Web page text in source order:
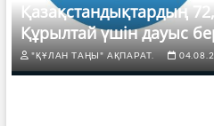
Қазақстандықтардың
Құрылтай үшін дауыс
"ҚҰЛАН ТАҢЫ" АҚПАРАТ.